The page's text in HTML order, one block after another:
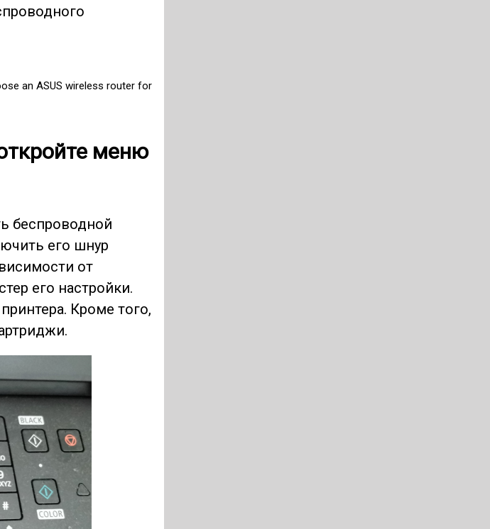
an ASUS wireless router for
меню
беспроводной
его шнур
от
его настройки.
Кроме того,